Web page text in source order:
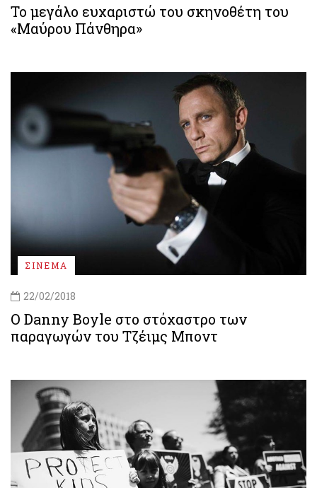
Το μεγάλο ευχαριστώ του σκηνοθέτη του
«Μαύρου Πάνθηρα»
ΣΙΝΕΜΑ
22/02/2018
Ο Danny Boyle στο στόχαστρο των
παραγωγών του Τζέιμς Μποντ